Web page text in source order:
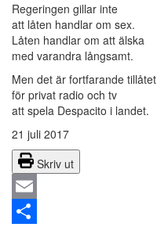
Regeringen gillar inte
att låten handlar om sex.
Låten handlar om att älska
med varandra långsamt.
Men det är fortfarande tillåtet
för privat radio och tv
att spela Despacito i landet.
21 juli 2017
Skriv ut
Email